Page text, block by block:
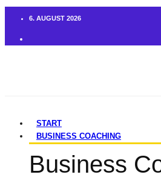
6. AUGUST 2026
START
BUSINESS COACHING
Business